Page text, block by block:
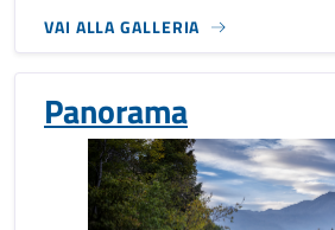
VAI ALLA GALLERIA
Panorama